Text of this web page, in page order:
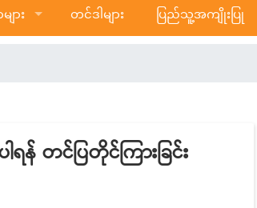
ား တင်ဒါများ ပြည်သူ့အကျိုးပြု
န် တင်ပြတိုင်ကြားခြင်း